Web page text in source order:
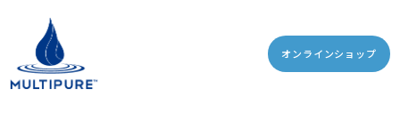
オンラインショップ